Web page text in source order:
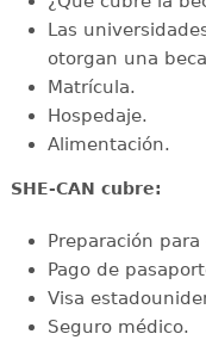
Las
otorgan una
Matrícula.
Hospedaje.
Alimentación.
SHE-CAN cubre:
Preparación
Pago de
Visa
Seguro médico.